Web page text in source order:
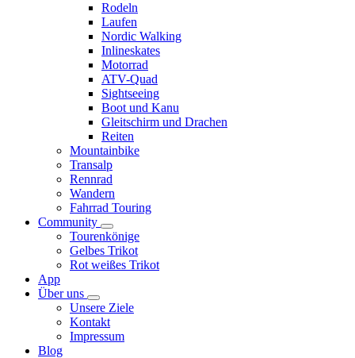
Rodeln
Laufen
Nordic Walking
Inlineskates
Motorrad
ATV-Quad
Sightseeing
Boot und Kanu
Gleitschirm und Drachen
Reiten
Mountainbike
Transalp
Rennrad
Wandern
Fahrrad Touring
Community
Tourenkönige
Gelbes Trikot
Rot weißes Trikot
App
Über uns
Unsere Ziele
Kontakt
Impressum
Blog